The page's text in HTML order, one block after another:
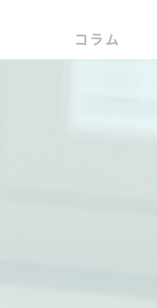
コラム